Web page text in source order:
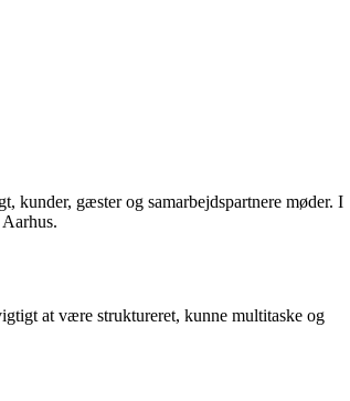
kunder, gæster og samarbejdspartnere møder. I
at være struktureret, kunne multitaske og